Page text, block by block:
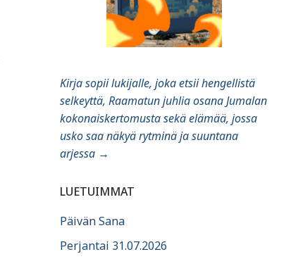
Kirja sopii lukijalle, joka etsii hengellistä
selkeyttä, Raamatun juhlia osana Jumalan
kokonaiskertomusta sekä elämää, jossa
usko saa näkyä rytminä ja suuntana
arjessa →
LUETUIMMAT
Päivän Sana
Perjantai 31.07.2026